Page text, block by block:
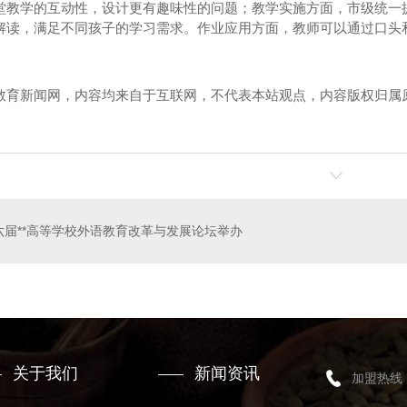
盟 河南炒虾尾加盟
教学的互动性，设计更有趣味性的问题；教学实施方面，市级统
读，满足不同孩子的学习需求。作业应用方面，教师可以通过口
育新闻网，内容均来自于互联网，不代表本站观点，内容版权归
届**高等学校外语教育改革与发展论坛举办
关于我们 新闻资讯 加盟热线